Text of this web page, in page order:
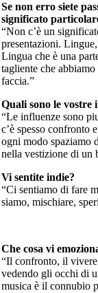
Se non erro siete
significato
“Non c’è un
presentazioni.
Lingua che è una
tagliente che
faccia.”
Quali sono le vostre
“Le influenze sono
c’è spesso confronto
ogni modo spaziamo
nella vestizione di un
Vi sentite indie?
“Ci sentiamo di fare
siamo, mischiare,
Che cosa vi
“Il confronto, il
vedendo gli occhi di
musica è il connubio